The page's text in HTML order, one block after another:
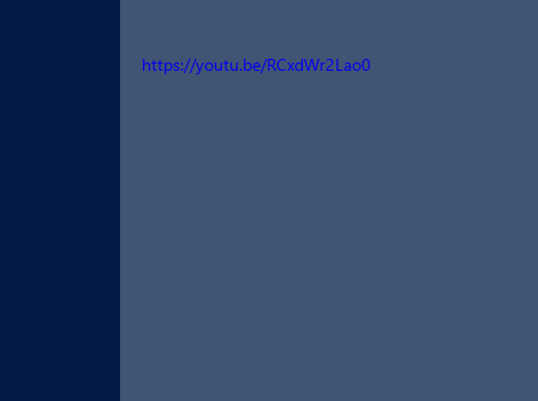
https://youtu.be/RCxdWr2Lao0